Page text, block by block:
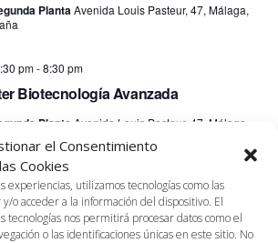
el Consentimiento
Cookies
experiencias, utilizamos tecnologías como las
o acceder a la información del dispositivo. El
tecnologías nos permitirá procesar datos como el
o las identificaciones únicas en este sitio. No
PlantaAvenida Louis Pasteur, 47, Málaga,
Biotecnología Avanzada
pm-8:30 pm
Planta Avenida Louis Pasteur, 47, Málaga,
sesión formativa
am-2:00 pm
PlantaAvenida Louis Pasteur, 47, Málaga,